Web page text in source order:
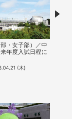
・女子部）／中
年度入試日程に
(木)